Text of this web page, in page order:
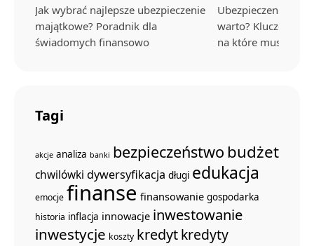
Jak wybrać najlepsze ubezpieczenie
majątkowe? Poradnik dla
świadomych finansowo
Ubezpieczenie na
warto? Kluczowe
na które musisz
Tagi
akcje analiza banki bezpieczeństwo budżet
chwilówki dywersyfikacja długi edukacja
emocje finanse finansowanie gospodarka
historia inflacja innowacje inwestowanie
inwestycje koszty kredytkredyty